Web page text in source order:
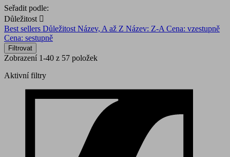
Seřadit podle:
Důležitost 
Best sellers Důležitost Název, A až Z Název: Z-A Cena: vzestupně
Cena: sestupně
Filtrovat
Zobrazení 1-40 z 57 položek
Aktivní filtry